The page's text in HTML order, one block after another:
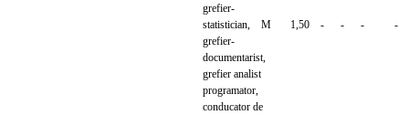
grefier-
statistician, M 1,50 - - - -
grefier-
documentarist,
grefier analist
programator,
conducator de